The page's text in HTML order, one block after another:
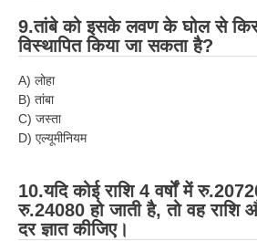
PARAMEDICAL
PARAMEDICAL PDF Study Notes
PARAMEDICAL Syllabus
हिंदी
9.तांबे को इसके लवण के घोल से किस
विस्थापित किया जा सकता है?
A) लोहा
B) तांबा
C) जस्ता
D) एल्यूमीनियम
10.यदि कोई राशि 4 वर्षों में
रु.24080 हो जाती है, तो वह राशि
दर ज्ञात कीजिए।